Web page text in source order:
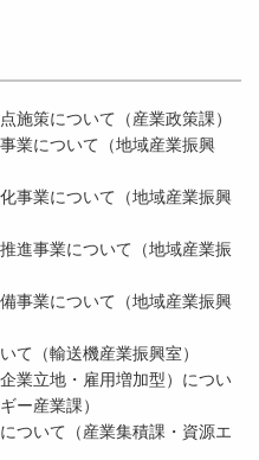
施策について（産業政策課）
業について（地域産業振興
事業について（地域産業振興
進事業について（地域産業振
事業について（地域産業振興
て（輸送機産業振興室）
業立地・雇用増加型）につい
ー産業課）
ついて（産業集積課・資源エ